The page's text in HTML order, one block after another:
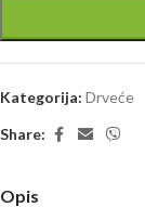
Kategorija: Drveće
Share:
Opis